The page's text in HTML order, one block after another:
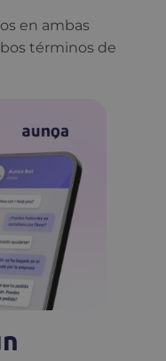
en ambas
términos de